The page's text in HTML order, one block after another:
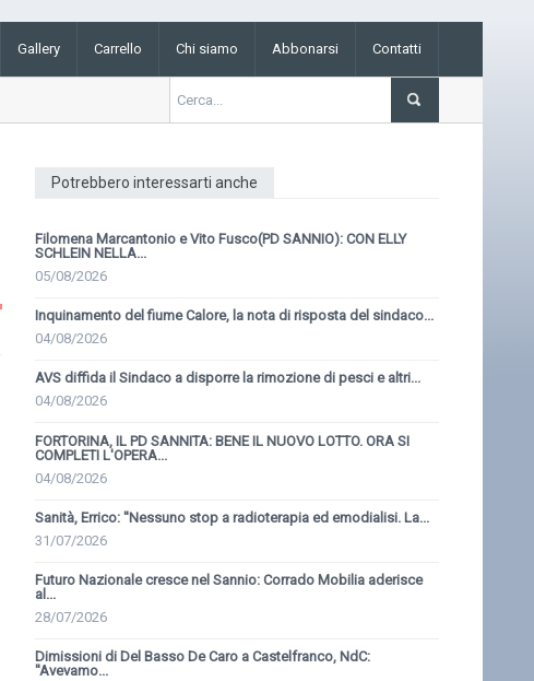
Gallery Carrello Chi siamo Abbonarsi Contatti
Potrebbero interessarti anche
Filomena Marcantonio e Vito Fusco(PD SANNIO): CON ELLY
SCHLEIN NELLA...
05/08/2026
Inquinamento del fiume Calore, la nota di risposta del sindaco...
04/08/2026
AVS diffida il Sindaco a disporre la rimozione di pesci e altri...
04/08/2026
FORTORINA, IL PD SANNITA: BENE IL NUOVO LOTTO. ORA SI
COMPLETI L'OPERA...
04/08/2026
Sanità, Errico: ''Nessuno stop a radioterapia ed emodialisi. La...
31/07/2026
Futuro Nazionale cresce nel Sannio: Corrado Mobilia aderisce
al...
28/07/2026
Dimissioni di Del Basso De Caro a Castelfranco, NdC:
''Avevamo...